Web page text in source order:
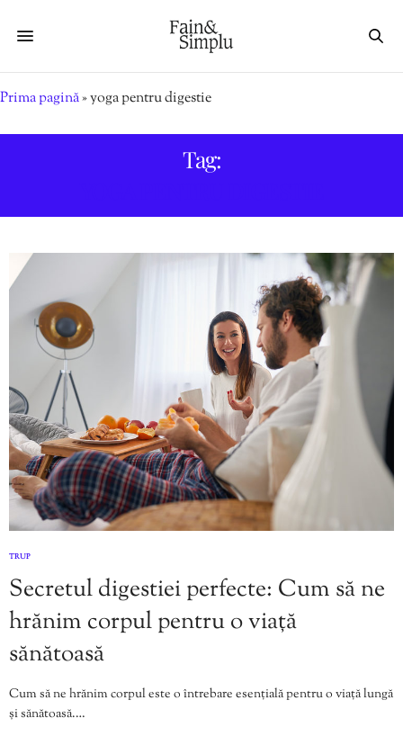
Prima pagină»yoga pentru digestie
Tag:
TRUP
Secretul digestiei perfecte: Cum să ne
hrănim corpul pentru o viață
sănătoasă
Cum să ne hrănim corpul este o întrebare esențială pentru o viață lungă
și sănătoasă.…